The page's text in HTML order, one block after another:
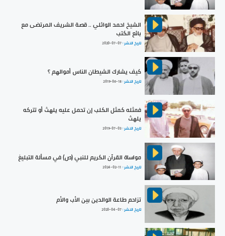
الشيخ احمد الوائلي .. قصة الشريف المرتضى مع
بائع الكتب
تاريخ النشر :2020-07-07
كيف يشارك الشيطان الناس أموالهم ؟
تاريخ النشر :2019-06-18
فمثله كمثل الكلب إن تحمل عليه يلهث أو تتركه
يلهث
تاريخ النشر :2019-07-03
مواساة القرآن الكريم للنبي (ص) في مسألة التبليغ
تاريخ النشر : 2024-02-11
تزاحم طاعة الوالدين بين الأب والأم
تاريخ النشر :2020-04-07